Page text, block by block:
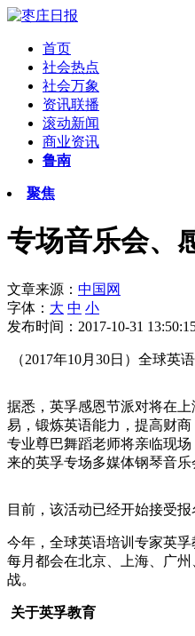
首页
社会热点
社会万象
资讯联播
滚动新闻
商业资讯
鲁南
聚焦
专场音乐会、
文章来源： 中国网
字体： 大 中 小
发布时间：2017-10-31
（2017年10月30日）全球英
据悉，英孚感恩节派对将在
易，锻炼英语能力，提高财
专业尊巴舞蹈老师将亲临现
来的英孚专场多媒体钢琴音乐
目前，该活动已经开始接受
今年，全球英语培训专家英
每月都会在北京、上海、广
战。
关于英孚教育